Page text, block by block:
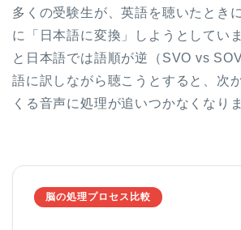
多くの受験生が、英語を聴いたとき
に「日本語に変換」しようとしてい
と日本語では語順が逆（SVO vs
語に訳しながら聴こうとすると、次
くる音声に処理が追いつかなくなりま
脳の処理プロセス比較